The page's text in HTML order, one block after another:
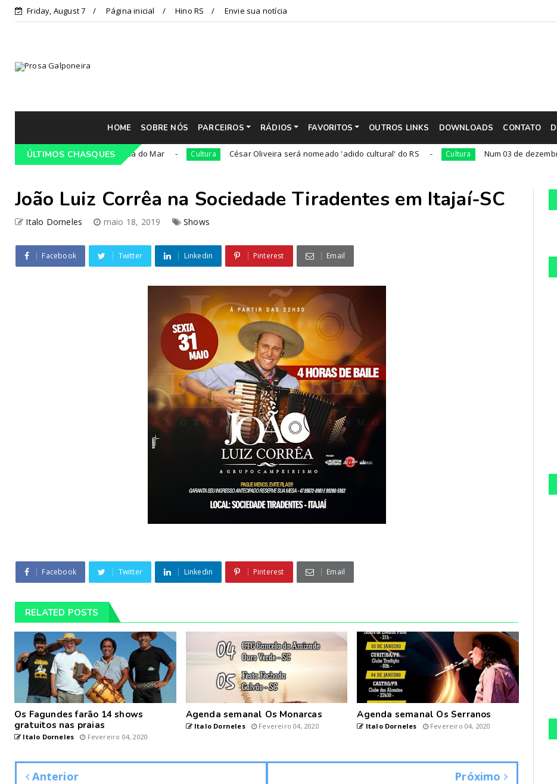
Friday, August 7 Página inicial Hino RS Envie sua notícia
HOME SOBRE NÓS PARCEIROS RÁDIOS FAVORITOS OUTROS LINKS DOWNLOADS CONTATO
ÚLTIMOS CHASQUES
36ª edição da Cavalgada do Mar Cultura César Oliveira será nomeado 'adido cultural' do RS Cultura Num 03 de dezembro,
João Luiz Corrêa na Sociedade Tiradentes em Itajaí-SC
Italo Dorneles maio 18, 2019 Shows
Facebook Twitter Linkedin Pinterest Email
Facebook Twitter Linkedin Pinterest Email
RELATED POSTS
Os Fagundes farão 14 shows
gratuitos nas praias
Italo Dorneles Fevereiro 04, 2020
Agenda semanal Os Monarcas
Italo Dorneles Fevereiro 04, 2020
Agenda semanal Os Serranos
Italo Dorneles Fevereiro 04, 2020
Anterior Próximo